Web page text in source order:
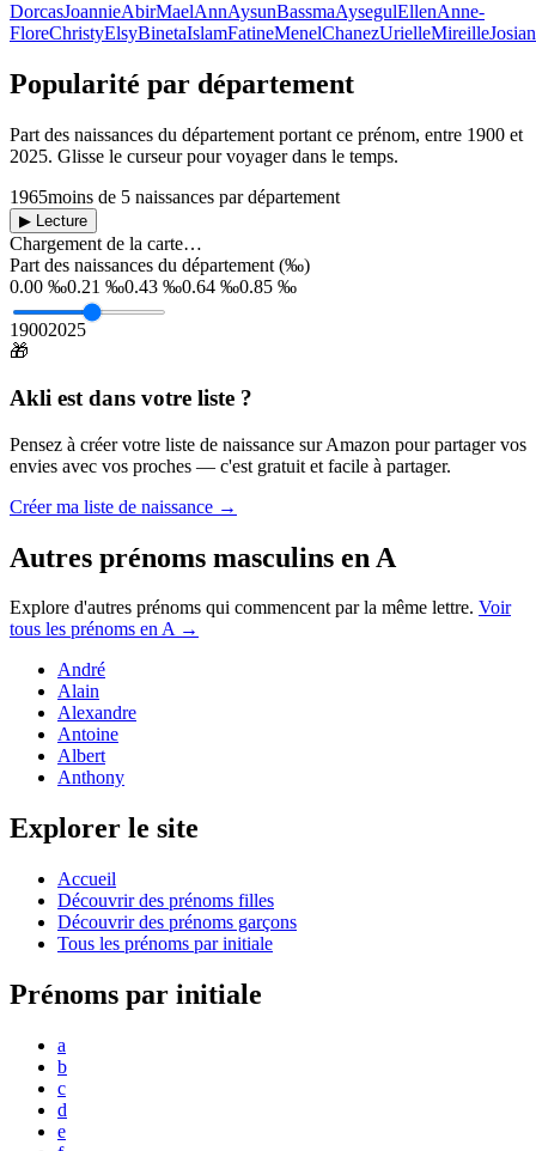
DorcasJoannieAbirMaelAnnAysunBassmaAysegulEllenAnne-
FloreChristyElsyBinetaIslamFatineMenelChanezUrielleMireille
Popularité par département
Part des naissances du département portant ce prénom, entre 1900 et
2025. Glisse le curseur pour voyager dans le temps.
1965moins de 5 naissances par département
▶ Lecture
Chargement de la carte…
Part des naissances du département (‰)
0.00 ‰0.21 ‰0.43 ‰0.64 ‰0.85 ‰
19002025
🎁
Akli est dans votre liste ?
Pensez à créer votre liste de naissance sur Amazon pour partager vos
envies avec vos proches — c'est gratuit et facile à partager.
Créer ma liste de naissance →
Autres prénoms masculins en A
Explore d'autres prénoms qui commencent par la même lettre. Voir
tous les prénoms enA→
André
Alain
Alexandre
Antoine
Albert
Anthony
Explorer le site
Accueil
Découvrir des prénoms filles
Découvrir des prénoms garçons
Tous les prénoms par initiale
Prénoms par initiale
a
b
c
d
e